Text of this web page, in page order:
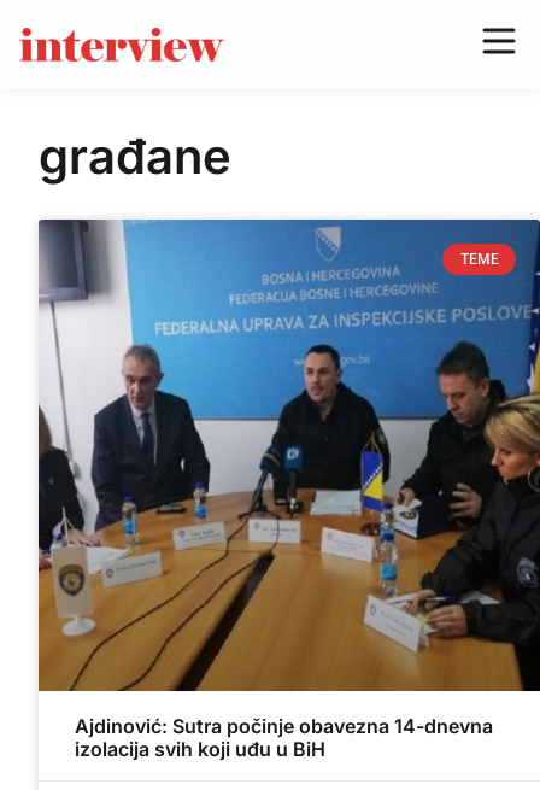
građane
TEME
Ajdinović: Sutra počinje obavezna 14-dnevna
izolacija svih koji uđu u BiH